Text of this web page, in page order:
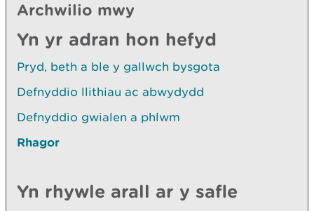
Archwilio mwy
Yn yr adran hon hefyd
Pryd, beth a ble y gallwch bysgota
Defnyddio llithiau ac abwydydd
Defnyddio gwialen a phlwm
Rhagor
Yn rhywle arall ar y safle